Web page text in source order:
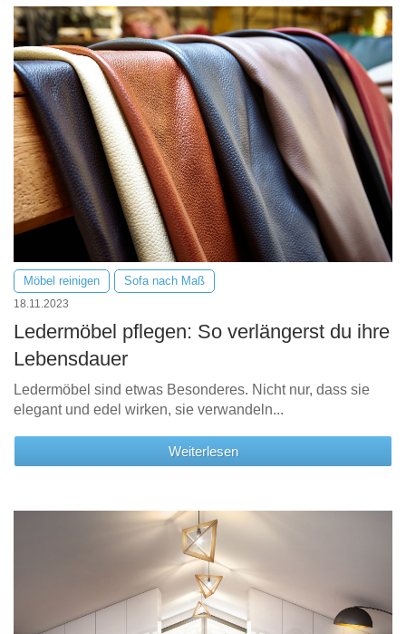
Möbel reinigen Sofa nach Maß
18.11.2023
Ledermöbel pflegen: So verlängerst du ihre
Lebensdauer
Ledermöbel sind etwas Besonderes. Nicht nur, dass sie
elegant und edel wirken, sie verwandeln...
Weiterlesen